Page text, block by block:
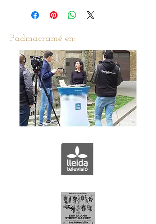
el esmalte no echar colonias ni
productos abrasivos encima.
Padmacramé en: